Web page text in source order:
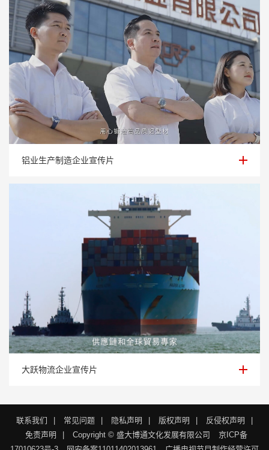
铝业生产制造企业宣传片
铝业生产制造企业宣传片
大跃物流企业宣传片
大跃物流企业宣传片
联系我们 | 常见问题 | 隐私声明 | 版权声明 | 反侵权声明
|
免责声明
| Copyright © 盛大博通文化发展有限公司
京ICP备